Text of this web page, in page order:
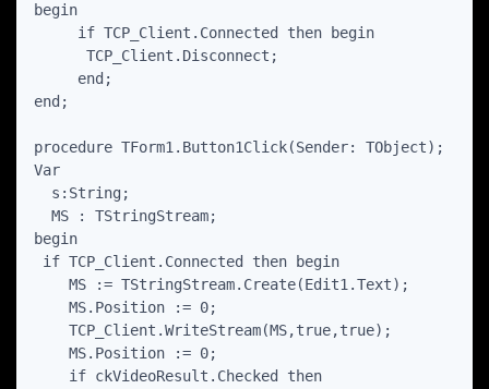
begin
     if TCP_Client.Connected then begin
      TCP_Client.Disconnect;
     end;
end;
procedure TForm1.Button1Click(Sender: TObject);
Var
  s:String;
  MS : TStringStream;
begin
if TCP_Client.Connected then begin
    MS := TStringStream.Create(Edit1.Text);
    MS.Position := 0;
    TCP_Client.WriteStream(MS,true,true);
    MS.Position := 0;
    if ckVideoResult.Checked then